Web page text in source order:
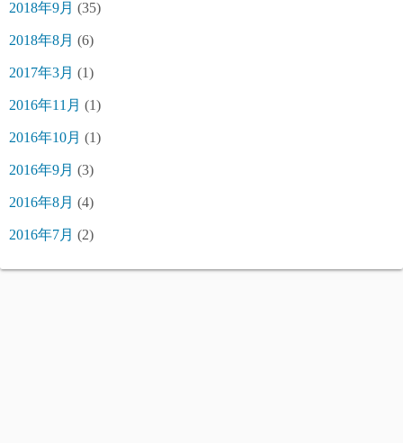
2018年9月 (35)
2018年8月 (6)
2017年3月 (1)
2016年11月 (1)
2016年10月 (1)
2016年9月 (3)
2016年8月 (4)
2016年7月 (2)